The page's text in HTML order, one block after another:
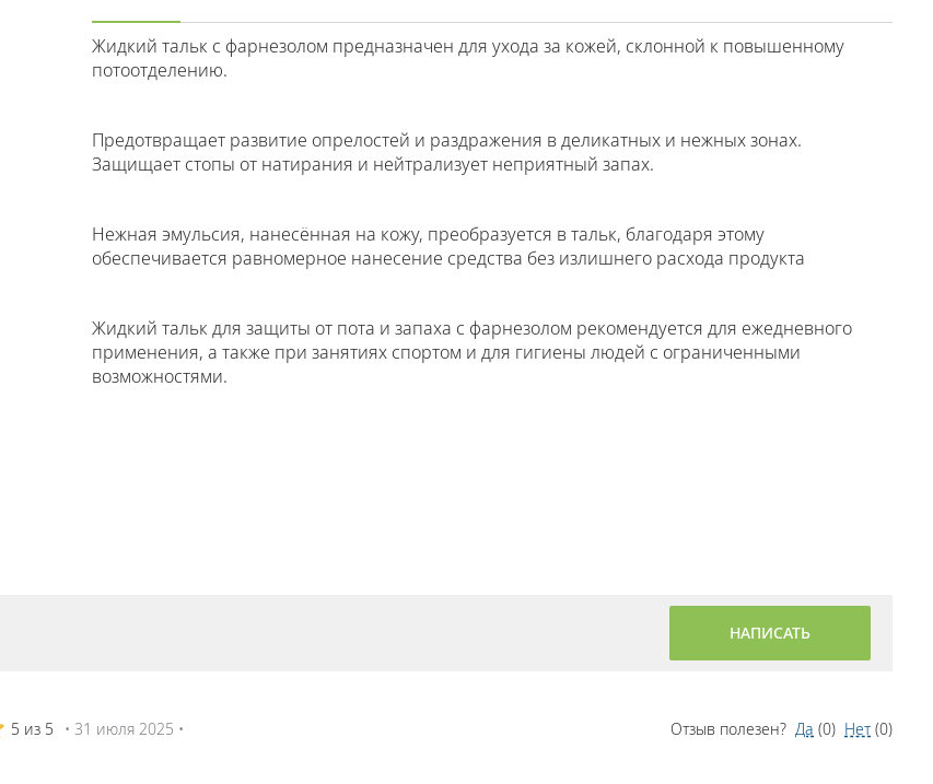
Жидкий тальк с фарнезолом предназначен для ухода за кожей, склонной к повышенному
потоотделению.
Предотвращает развитие опрелостей и раздражения в деликатных и нежных зонах.
Защищает стопы от натирания и нейтрализует неприятный запах.
Нежная эмульсия, нанесённая на кожу, преобразуется в тальк, благодаря этому
обеспечивается равномерное нанесение средства без излишнего расхода продукта
Жидкий тальк для защиты от пота и запаха с фарнезолом рекомендуется для ежедневного
применения, а также при занятиях спортом и для гигиены людей с ограниченными
возможностями.
НАПИСАТЬ
5 из 5 • 31 июля 2025 • Отзыв полезен? Да (0) Нет (0)